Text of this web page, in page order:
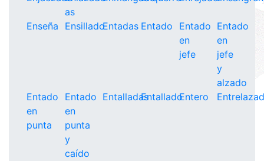
as
Enseña EnsilladoEntadas Entado
Entado
en
jefe
Entado
en
jefe
y
alzado
Entado
en
punta
Entado
en
punta
y
caído
EntalladasEntalladoEntero